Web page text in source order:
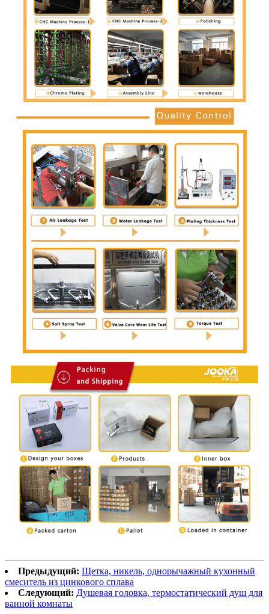
Предыдущий: Щетка, никель, однорычажный кухонный
смеситель из цинкового сплава
Следующий: Душевая головка, термостатический душ для
ванной комнаты